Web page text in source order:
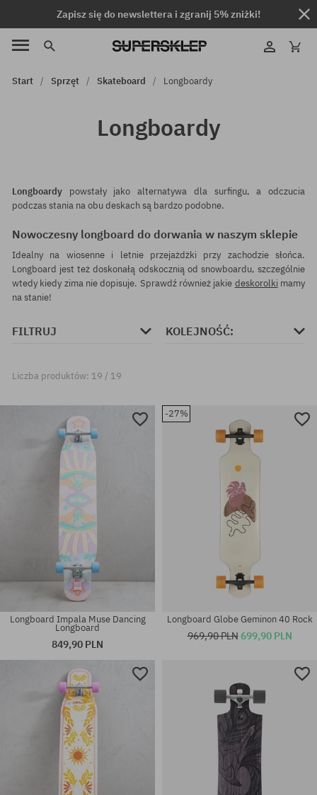
Zapisz się do newslettera i zgranij 5% zniżki!
Start Sprzęt Skateboard Longboardy
Longboardy
Longboardy powstały jako alternatywa dla surfingu, a odczucia
podczas stania na obu deskach są bardzo podobne.
Nowoczesny longboard do dorwania w naszym sklepie
Idealny na wiosenne i letnie przejażdżki przy zachodzie słońca.
Longboard jest też doskonałą odskocznią od snowboardu, szczególnie
wtedy kiedy zima nie dopisuje. Sprawdź również jakie deskorolki mamy
na stanie!
FILTRUJ KOLEJNOŚĆ:
Liczba produktów: 19 / 19
Longboard Impala Muse Dancing
Longboard
849,90 PLN
-27%
Longboard Globe Geminon 40 Rock
969,90 PLN699,90 PLN